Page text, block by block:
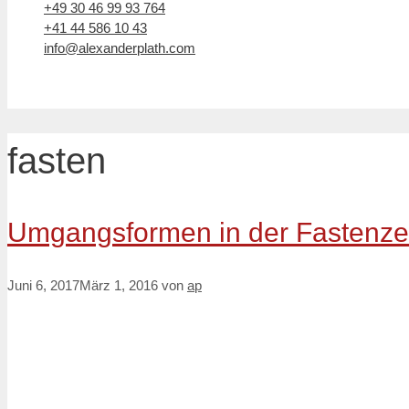
+49 30 46 99 93 764
+41 44 586 10 43
info@alexanderplath.com
fasten
Umgangsformen in der
Juni 6, 2017März 1, 2016 von ap